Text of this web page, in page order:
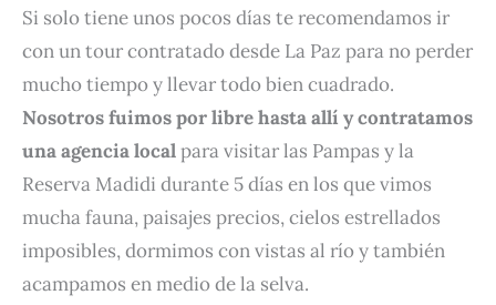
Si solo tiene unos pocos días te recomendamos ir
con un tour contratado desde La Paz para no perder
mucho tiempo y llevar todo bien cuadrado.
Nosotros fuimos por libre hasta allí y contratamos
una agencia localpara visitar las Pampas y la
Reserva Madidi durante 5 días en los que vimos
mucha fauna, paisajes precios, cielos estrellados
imposibles, dormimos con vistas al río y también
acampamos en medio de la selva.